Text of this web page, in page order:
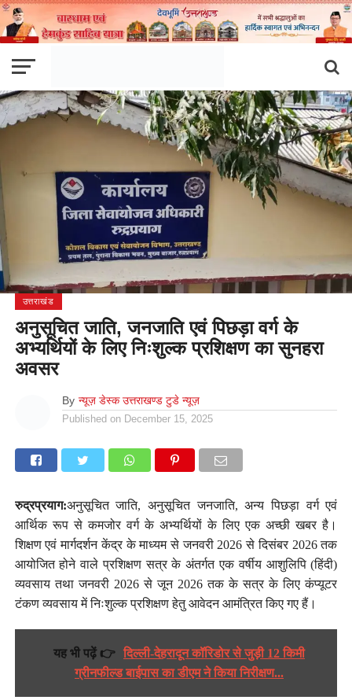
उत्तराखंड
अनुसूचित जाति, जनजाति एवं पिछड़ा वर्ग के
अभ्यर्थियों के लिए निःशुल्क प्रशिक्षण का सुनहरा
अवसर
By न्यूज़ डेस्क उत्तराखण्ड टुडे न्यूज़
Published on December 15, 2025
रुद्रप्रयाग:अनुसूचित जाति, अनुसूचित जनजाति, अन्य पिछड़ा वर्ग एवं
आर्थिक रूप से कमजोर वर्ग के अभ्यर्थियों के लिए एक अच्छी खबर है।
शिक्षण एवं मार्गदर्शन केंद्र के माध्यम से जनवरी 2026 से दिसंबर 2026 तक
आयोजित होने वाले प्रशिक्षण सत्र के अंतर्गत एक वर्षीय आशुलिपि (हिंदी)
व्यवसाय तथा जनवरी 2026 से जून 2026 तक के सत्र के लिए कंप्यूटर
टंकण व्यवसाय में निःशुल्क प्रशिक्षण हेतु आवेदन आमंत्रित किए गए हैं।
यह भी पढ़ें 👉 दिल्ली-देहरादून कॉरिडोर से जुड़ी 12 किमी
ग्रीनफील्ड बाईपास का डीएम ने किया निरीक्षण...